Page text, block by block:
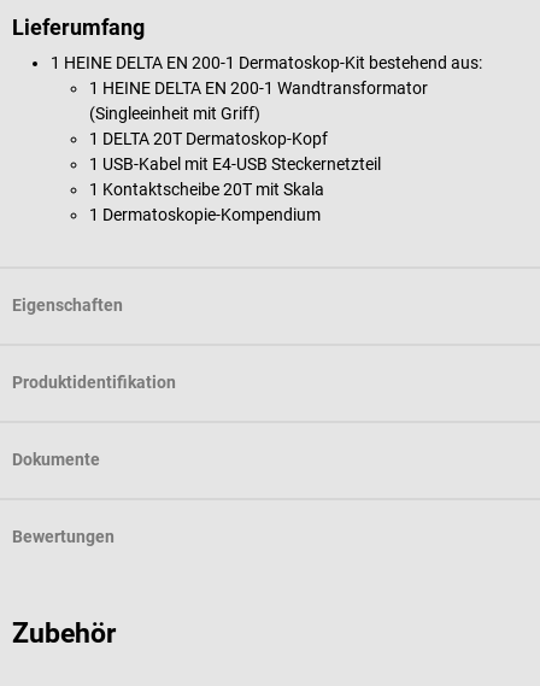
Lieferumfang
1 HEINE DELTA EN 200-1 Dermatoskop-Kit bestehend aus:
1 HEINE DELTA EN 200-1 Wandtransformator
(Singleeinheit mit Griff)
1 DELTA 20T Dermatoskop-Kopf
1 USB-Kabel mit E4-USB Steckernetzteil
1 Kontaktscheibe 20T mit Skala
1 Dermatoskopie-Kompendium
Eigenschaften
Produktidentifikation
Dokumente
Bewertungen
Zubehör